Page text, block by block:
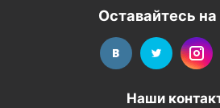
Оставайтесь на
Наши